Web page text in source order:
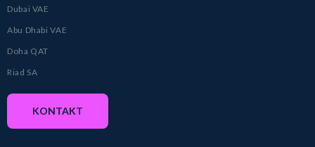
Dubai VAE
Abu Dhabi VAE
Doha QAT
Riad SA
KONTAKT